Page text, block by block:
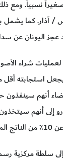
يورو أعلن عنها في 18
اليونان عن سداد
إلى أنهم سيتخذون